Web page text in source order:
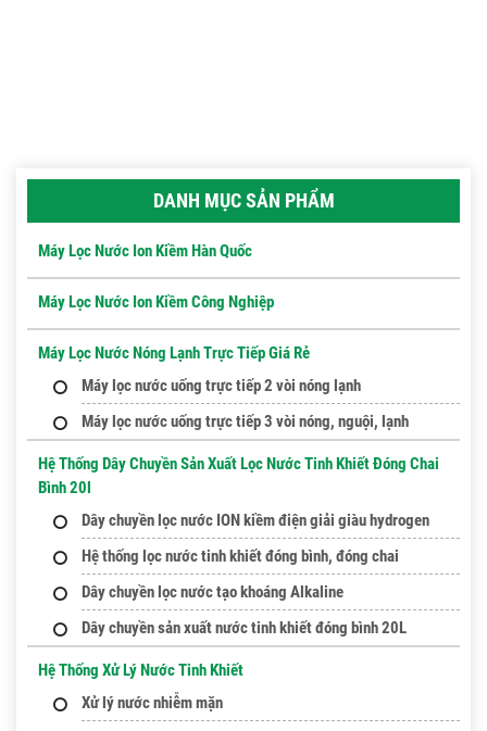
DANH MỤC SẢN PHẨM
Máy Lọc Nước Ion Kiềm Hàn Quốc
Máy Lọc Nước Ion Kiềm Công Nghiệp
Máy Lọc Nước Nóng Lạnh Trực Tiếp Giá Rẻ
Máy lọc nước uống trực tiếp 2 vòi nóng lạnh
Máy lọc nước uống trực tiếp 3 vòi nóng, nguội, lạnh
Hệ Thống Dây Chuyền Sản Xuất Lọc Nước Tinh Khiết Đóng Chai
Bình 20l
Dây chuyền lọc nước ION kiềm điện giải giàu hydrogen
Hệ thống lọc nước tinh khiết đóng bình, đóng chai
Dây chuyền lọc nước tạo khoáng Alkaline
Dây chuyền sản xuất nước tinh khiết đóng bình 20L
Hệ Thống Xử Lý Nước Tinh Khiết
Xử lý nước nhiễm mặn